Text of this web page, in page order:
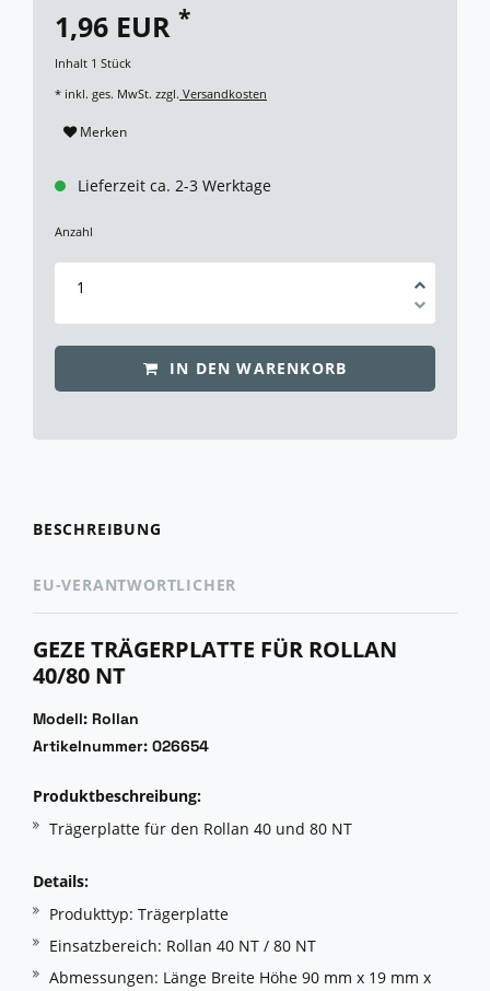
1,96 EUR *
Inhalt 1 Stück
* inkl. ges. MwSt. zzgl. Versandkosten
Merken
Lieferzeit ca. 2-3 Werktage
Anzahl
IN DEN WARENKORB
BESCHREIBUNG
EU-VERANTWORTLICHER
GEZE TRÄGERPLATTE FÜR ROLLAN
40/80 NT
Modell: Rollan
Artikelnummer: 026654
Produktbeschreibung:
Trägerplatte für den Rollan 40 und 80 NT
Details:
Produkttyp: Trägerplatte
Einsatzbereich: Rollan 40 NT / 80 NT
Abmessungen: Länge Breite Höhe 90 mm x 19 mm x